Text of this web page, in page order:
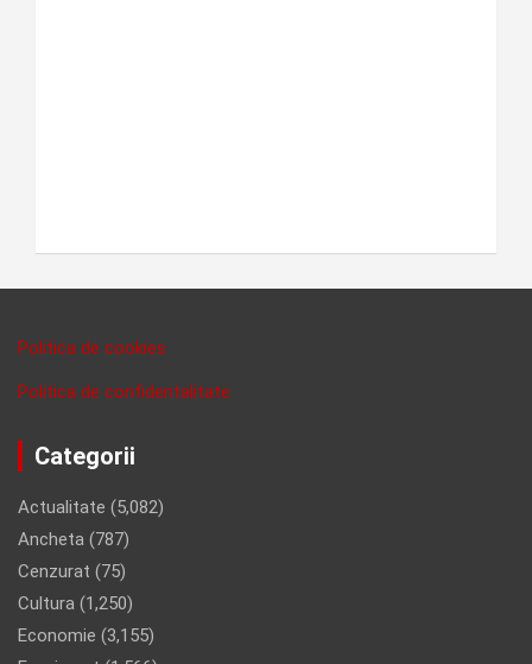
Politica de cookies
Politica de confidentalitate
Categorii
Actualitate (5,082)
Ancheta (787)
Cenzurat (75)
Cultura (1,250)
Economie (3,155)